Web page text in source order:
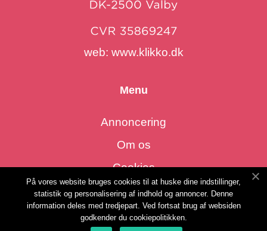
web: www.klikko.dk
Menu
Annoncering
Om os
Cookies
Kontakt os
Sitemap
På vores website bruges cookies til at huske dine indstillinger,
statistik og personalisering af indhold og annoncer. Denne
information deles med tredjepart. Ved fortsat brug af websiden
godkender du cookiepolitikken.